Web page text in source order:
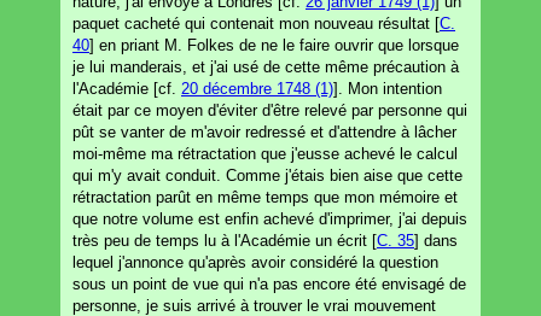
paquet cacheté qui contenait mon nouveau résultat [C.
40] en priant M. Folkes de ne le faire ouvrir que lorsque
je lui manderais, et j'ai usé de cette même précaution à
l'Académie [cf. 20 décembre 1748 (1)]. Mon intention
était par ce moyen d'éviter d'être relevé par personne qui
pût se vanter de m'avoir redressé et d'attendre à lâcher
moi-même ma rétractation que j'eusse achevé le calcul
qui m'y avait conduit. Comme j'étais bien aise que cette
rétractation parût en même temps que mon mémoire et
que notre volume est enfin achevé d'imprimer, j'ai depuis
très peu de temps lu à l'Académie un écrit [C. 35] dans
lequel j'annonce qu'après avoir considéré la question
sous un point de vue qui n'a pas encore été envisagé de
personne, je suis arrivé à trouver le vrai mouvement